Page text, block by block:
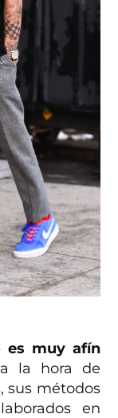
es muy afín
la hora de
sus métodos
en